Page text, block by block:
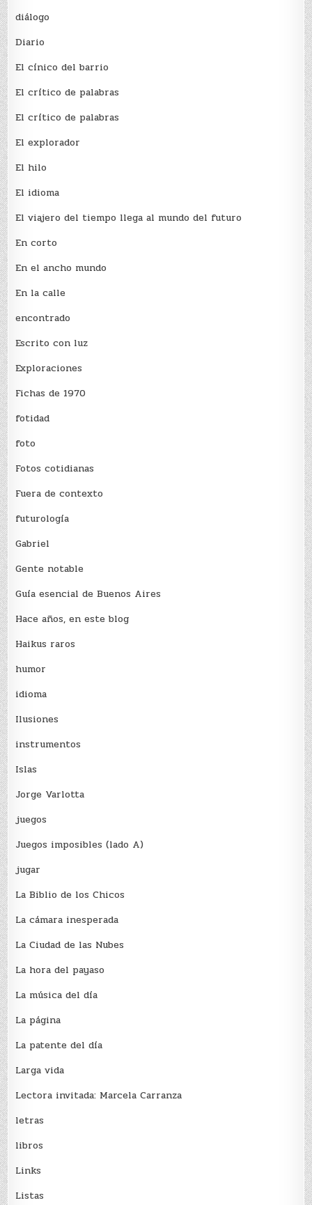
diálogo
Diario
El cínico del barrio
El crí­tico de palabras
El crí­tico de palabras
El explorador
El hilo
El idioma
El viajero del tiempo llega al mundo del futuro
En corto
En el ancho mundo
En la calle
encontrado
Escrito con luz
Exploraciones
Fichas de 1970
fotidad
foto
Fotos cotidianas
Fuera de contexto
futurología
Gabriel
Gente notable
Guía esencial de Buenos Aires
Hace años, en este blog
Haikus raros
humor
idioma
Ilusiones
instrumentos
Islas
Jorge Varlotta
juegos
Juegos imposibles (lado A)
jugar
La Biblio de los Chicos
La cámara inesperada
La Ciudad de las Nubes
La hora del payaso
La música del día
La página
La patente del día
Larga vida
Lectora invitada: Marcela Carranza
letras
libros
Links
Listas